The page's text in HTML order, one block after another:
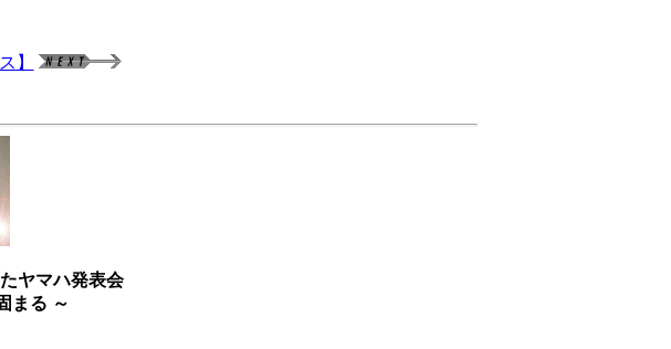
】
ヤマハ発表会
まる ～